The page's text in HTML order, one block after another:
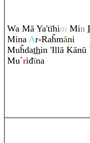
Wa Mā Ya'tīhim Min
Mina Ar-Raĥmāni
Muĥdathin 'Illā Kānū
Mu`riđīna